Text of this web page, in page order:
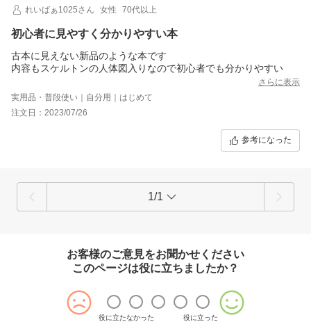
れいばぁ1025さん
女性 70代以上
初心者に見やすく分かりやすい本
古本に見えない新品のような本です
内容もスケルトンの人体図入りなので初心者でも分かりやすい
さらに表示
実用品・普段使い｜自分用｜はじめて
注文日：2023/07/26
参考になった
1/1
お客様のご意見をお聞かせください
このページは役に立ちましたか？
役に立たなかった 役に立った